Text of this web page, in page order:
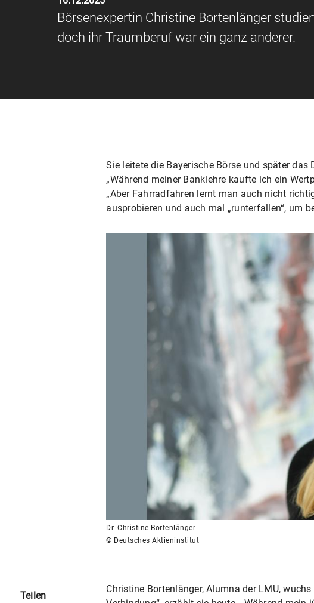
Börsenexpertin Christine Bortenlänger
doch ihr Traumberuf war ein ganz anderer.
Sie leitete die Bayerische Börse und später
„Während meiner Banklehre kaufte ich ein
„Aber Fahrradfahren lernt man auch nicht
ausprobieren und auch mal „runterfallen“, um
Dr. Christine Bortenlänger
© Deutsches Aktieninstitut
Christine Bortenlänger, Alumna der LMU,
Teilen